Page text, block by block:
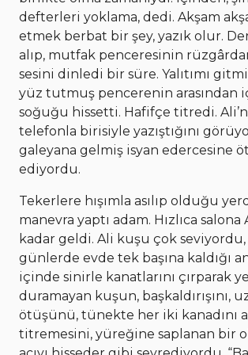
defterleri yoklama, dedi. Akşam
etmek berbat bir şey, yazık olur.
alıp, mutfak penceresinin
sesini dinledi bir süre. Yalıtımı
yüz tutmuş pencerenin arasından
soğuğu hissetti. Hafifçe titredi.
telefonla birisiyle yazıştığını
galeyana gelmiş isyan edercesine
ediyordu.
Tekerlere hışımla asılıp olduğu
manevra yaptı adam. Hızlıca salona
kadar geldi. Ali kuşu çok seviyordu,
günlerde evde tek başına kaldığı
içinde sinirle kanatlarını çırparak
duramayan kuşun, başkaldırışını,
ötüşünü, tünekte her iki kanadını
titremesini, yüreğine saplanan bir